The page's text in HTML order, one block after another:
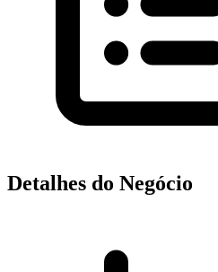
Detalhes do Negócio